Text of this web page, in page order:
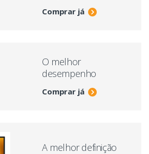
Comprar já
O melhor
desempenho
Comprar já
A melhor definição